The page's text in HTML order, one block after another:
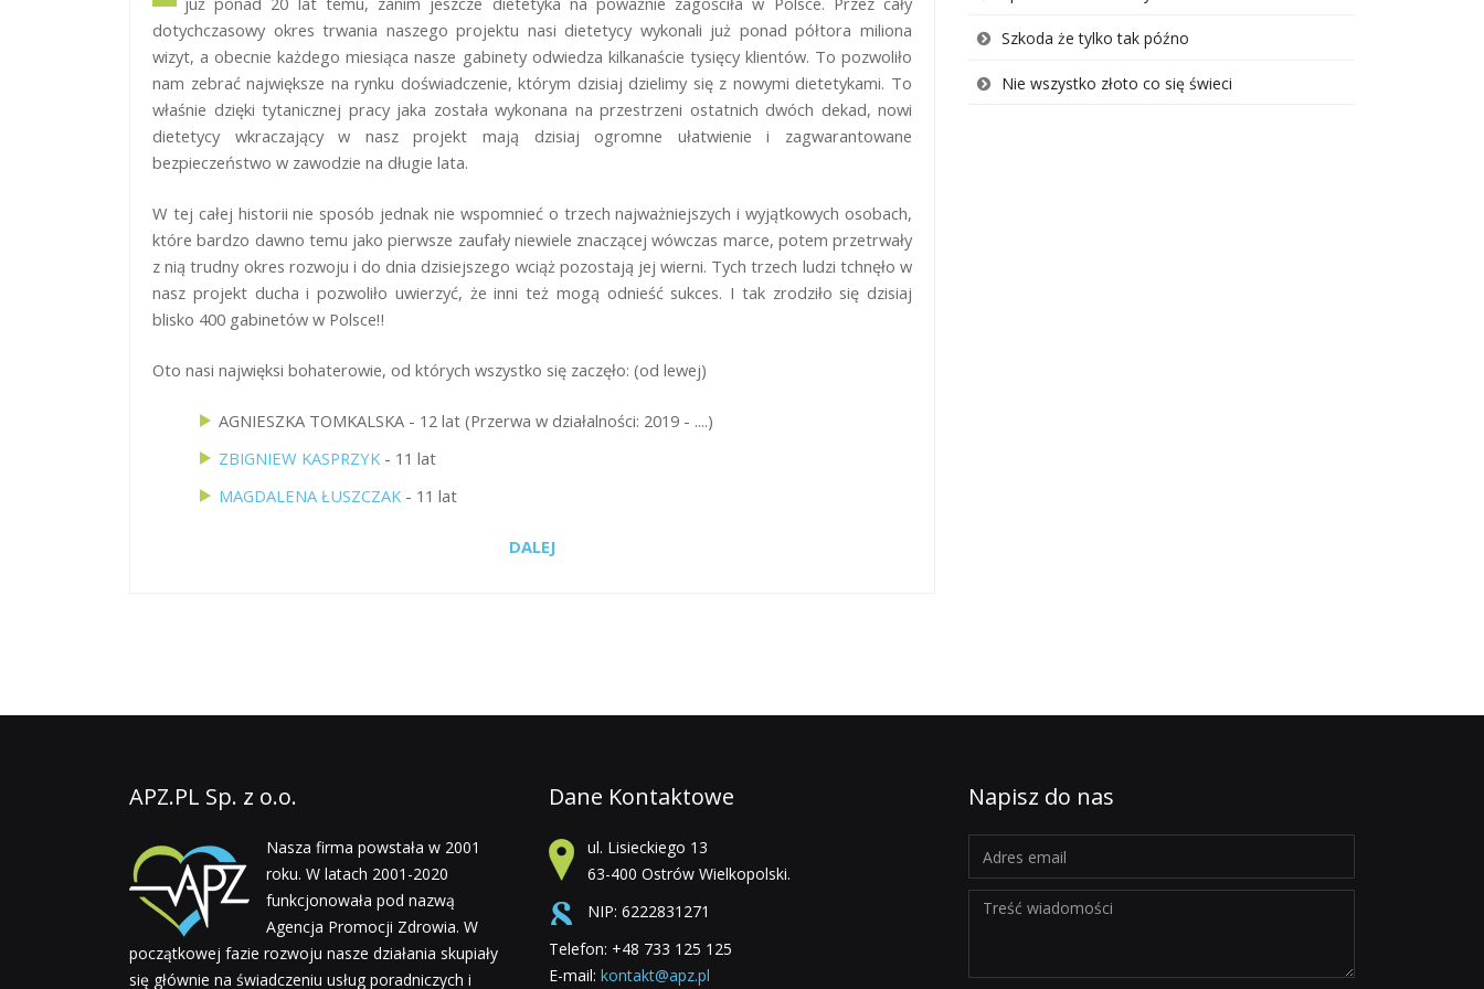
dotychczasowy okres trwania naszego projektu nasi dietetycy wykonali już ponad półtora miliona
wizyt, a obecnie każdego miesiąca nasze gabinety odwiedza kilkanaście tysięcy klientów. To pozwoliło
nam zebrać największe na rynku doświadczenie, którym dzisiaj dzielimy się z nowymi dietetykami. To
właśnie dzięki tytanicznej pracy jaka została wykonana na przestrzeni ostatnich dwóch dekad, nowi
dietetycy wkraczający w nasz projekt mają dzisiaj ogromne ułatwienie i zagwarantowane
bezpieczeństwo w zawodzie na długie lata.
W tej całej historii nie sposób jednak nie wspomnieć o trzech najważniejszych i wyjątkowych osobach,
które bardzo dawno temu jako pierwsze zaufały niewiele znaczącej wówczas marce, potem przetrwały
z nią trudny okres rozwoju i do dnia dzisiejszego wciąż pozostają jej wierni. Tych trzech ludzi tchnęło w
nasz projekt ducha i pozwoliło uwierzyć, że inni też mogą odnieść sukces. I tak zrodziło się dzisiaj
blisko 400 gabinetów w Polsce‼
Oto nasi najwięksi bohaterowie, od których wszystko się zaczęło: (od lewej)
AGNIESZKA TOMKALSKA - 12 lat (Przerwa w działalności: 2019 - ....)
ZBIGNIEW KASPRZYK - 11 lat
MAGDALENA ŁUSZCZAK - 11 lat
DALEJ
Szkoda że tylko tak późno
Nie wszystko złoto co się świeci
APZ.PL Sp. z o.o.
Nasza firma powstała w 2001
roku. W latach 2001-2020
funkcjonowała pod nazwą
Agencja Promocji Zdrowia. W
początkowej fazie rozwoju nasze działania skupiały
się głównie na świadczeniu usług poradniczych i
Dane Kontaktowe
ul. Lisieckiego 13
63-400 Ostrów Wielkopolski.
NIP: 6222831271
Telefon: +48 733 125 125
E-mail: kontakt@apz.pl
Napisz do nas